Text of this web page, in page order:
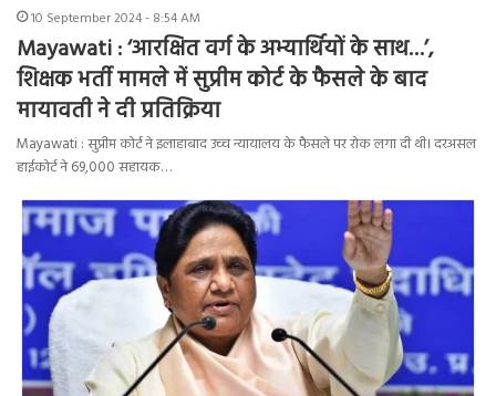
10 September 2024 - 8:54 AM
Mayawati : ‘आरक्षित वर्ग के अभ्यार्थियों के साथ…’,
शिक्षक भर्ती मामले में सुप्रीम कोर्ट के फैसले के बाद
मायावती ने दी प्रतिक्रिया
Mayawati : सुप्रीम कोर्ट ने इलाहाबाद उच्च न्यायालय के फैसले पर रोक लगा दी थी। दरअसल
हाईकोर्ट ने 69,000 सहायक…